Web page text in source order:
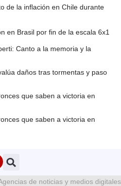
de la inflación en Chile durante
en Brasil por fin de la escala 6x1
Canto a la memoria y la
daños tras tormentas y paso
que saben a victoria en
que saben a victoria en
de noticias y medios digitales